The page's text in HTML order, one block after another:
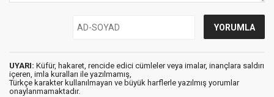
UYARI: Küfür, hakaret, rencide edici cümleler veya imalar, inançlara saldırı
içeren, imla kuralları ile yazılmamış,
Türkçe karakter kullanılmayan ve büyük harflerle yazılmış yorumlar
onaylanmamaktadır.